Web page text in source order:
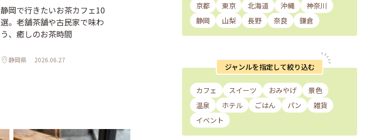
静岡で行きたいお茶カフェ10
選。老舗茶舗や古民家で味わ
う、癒しのお茶時間
静岡県 2026.06.27
京都 東京 北海道 沖縄
神奈川
静岡
山梨 長野 奈良 鎌倉
ジャンルを指定して絞り込む
カフェ スイーツ おみやげ
景色
温泉
ホテル ごはん パン
雑貨
イベント